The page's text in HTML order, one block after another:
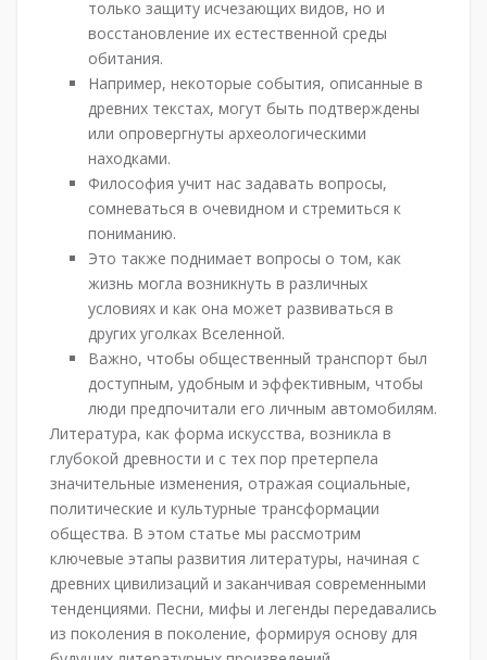
только защиту исчезающих видов, но и
восстановление их естественной среды
обитания.
Например, некоторые события, описанные в
древних текстах, могут быть подтверждены
или опровергнуты археологическими
находками.
Философия учит нас задавать вопросы,
сомневаться в очевидном и стремиться к
пониманию.
Это также поднимает вопросы о том, как
жизнь могла возникнуть в различных
условиях и как она может развиваться в
других уголках Вселенной.
Важно, чтобы общественный транспорт был
доступным, удобным и эффективным, чтобы
люди предпочитали его личным автомобилям.
Литература, как форма искусства, возникла в
глубокой древности и с тех пор претерпела
значительные изменения, отражая социальные,
политические и культурные трансформации
общества. В этом статье мы рассмотрим
ключевые этапы развития литературы, начиная с
древних цивилизаций и заканчивая современными
тенденциями. Песни, мифы и легенды передавались
из поколения в поколение, формируя основу для